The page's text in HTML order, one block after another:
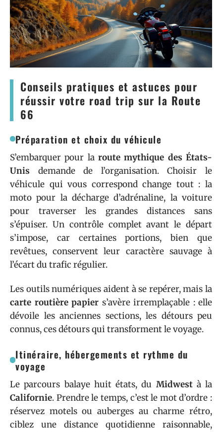
Conseils pratiques et astuces pour
réussir votre road trip sur la Route
66
Préparation et choix du véhicule
S’embarquer pour la route mythique des États-
Unis demande de l’organisation. Choisir le
véhicule qui vous correspond change tout : la
moto pour la décharge d’adrénaline, la voiture
pour traverser les grandes distances sans
s’épuiser. Un contrôle complet avant le départ
s’impose, car certaines portions, bien que
revêtues, conservent leur caractère sauvage à
l’écart du trafic régulier.
Les outils numériques aident à se repérer, mais la
carte routière papier s’avère irremplaçable : elle
dévoile les anciennes sections, les détours peu
connus, ces détours qui transforment le voyage.
Itinéraire, hébergements et rythme du
voyage
Le parcours balaye huit états, du Midwestà la
Californie. Prendre le temps, c’est le mot d’ordre :
réservez motels ou auberges au charme rétro,
ciblez une distance quotidienne raisonnable,